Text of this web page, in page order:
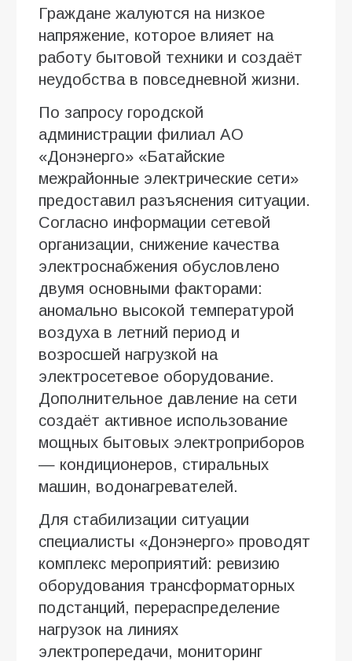
Граждане жалуются на низкое
напряжение, которое влияет на
работу бытовой техники и создаёт
неудобства в повседневной жизни.
По запросу городской
администрации филиал АО
«Донэнерго» «Батайские
межрайонные электрические сети»
предоставил разъяснения ситуации.
Согласно информации сетевой
организации, снижение качества
электроснабжения обусловлено
двумя основными факторами:
аномально высокой температурой
воздуха в летний период и
возросшей нагрузкой на
электросетевое оборудование.
Дополнительное давление на сети
создаёт активное использование
мощных бытовых электроприборов
— кондиционеров, стиральных
машин, водонагревателей.
Для стабилизации ситуации
специалисты «Донэнерго» проводят
комплекс мероприятий: ревизию
оборудования трансформаторных
подстанций, перераспределение
нагрузок на линиях
электропередачи, мониторинг